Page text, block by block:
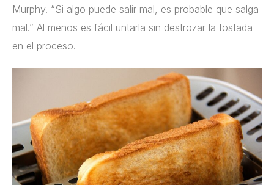
Murphy. “Si algo puede salir mal, es probable que salga
mal.” Al menos es fácil untarla sin destrozar la tostada
en el proceso.